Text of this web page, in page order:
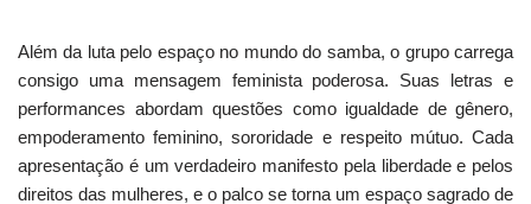
Além da luta pelo espaço no mundo do samba, o grupo carrega
consigo uma mensagem feminista poderosa. Suas letras e
performances abordam questões como igualdade de gênero,
empoderamento feminino, sororidade e respeito mútuo. Cada
apresentação é um verdadeiro manifesto pela liberdade e pelos
direitos das mulheres, e o palco se torna um espaço sagrado de